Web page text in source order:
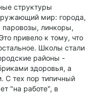
структуры
мир: города,
паровозы, линкоры,
привело к тому, что
Школы стали
районы -
здоровья, а
С тех пор типичный
"на работе", в